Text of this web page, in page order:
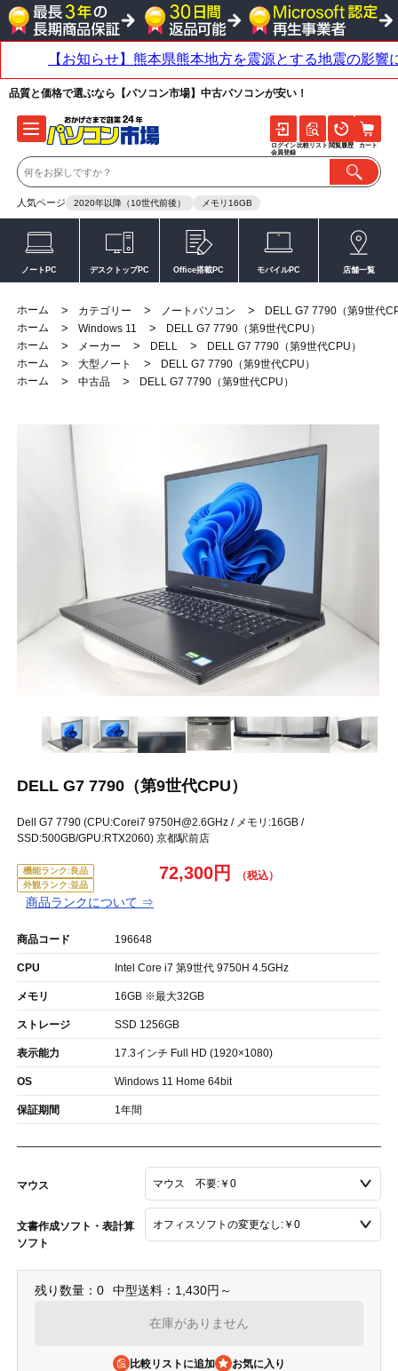
品質と価格で選ぶなら【パソコン市場】中古パソコンが安い！
人気ページ 2020年以降（10世代前後） メモリ16GB
ログイン
会員登録
比較リスト 閲覧履歴 カート
ノートPC デスクトップPC Office搭載PC モバイルPC 店舗一覧
ホーム > カテゴリー > ノートパソコン >
DELL G7 7790（第9世代
ホーム
> Windows 11 >
DELL G7 7790（第9世代CPU）
ホーム
> メーカー > DELL >
DELL G7 7790（第9世代CPU）
ホーム
> 大型ノート >
DELL G7 7790（第9世代CPU）
ホーム
> 中古品 > DELL G7 7790（第9世代CPU）
DELL G7 7790（第9世代CPU）
Dell G7 7790 (CPU:Corei7 9750H@2.6GHz / メモリ:16GB /
SSD:500GB/GPU:RTX2060) 京都駅前店
機能ランク:良品
外観ランク:並品
商品ランクについて ⇒
72,300円
商品コード 196648
CPU Intel Core i7 第9世代 9750H 4.5GHz
メモリ 16GB ※最大32GB
ストレージ SSD 1256GB
表示能力 17.3インチ Full HD (1920×1080)
OS Windows 11 Home 64bit
保証期間 1年間
マウス
文書作成ソフト・表計算
ソフト
残り数量：0 中型送料：1,430円～
在庫がありません
比較リストに追加